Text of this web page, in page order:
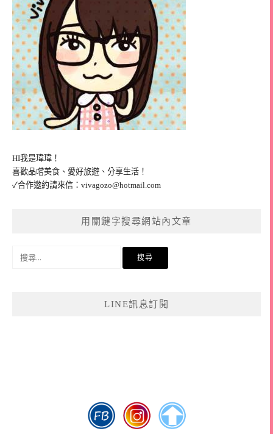
HI我是瑋瑋！
喜歡品嚐美食、愛好旅遊、分享生活！
✓合作邀約請來信： vivagozo@hotmail.com
用關鍵字搜尋網站內文章
LINE訊息訂閱